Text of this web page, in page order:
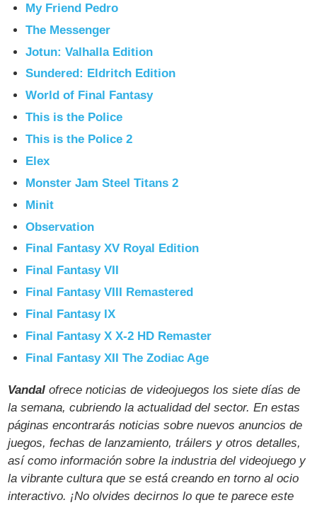
My Friend Pedro
The Messenger
Jotun: Valhalla Edition
Sundered: Eldritch Edition
World of Final Fantasy
This is the Police
This is the Police 2
Elex
Monster Jam Steel Titans 2
Minit
Observation
Final Fantasy XV Royal Edition
Final Fantasy VII
Final Fantasy VIII Remastered
Final Fantasy IX
Final Fantasy X X-2 HD Remaster
Final Fantasy XII The Zodiac Age
Vandal ofrece noticias de videojuegos los siete días de
la semana, cubriendo la actualidad del sector. En estas
páginas encontrarás noticias sobre nuevos anuncios de
juegos, fechas de lanzamiento, tráilers y otros detalles,
así como información sobre la industria del videojuego y
la vibrante cultura que se está creando en torno al ocio
interactivo. ¡No olvides decirnos lo que te parece este